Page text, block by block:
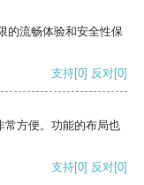
的流畅体验和安全性保
支持[0] 反对[0]
常方便。功能的布局也
支持[0] 反对[0]